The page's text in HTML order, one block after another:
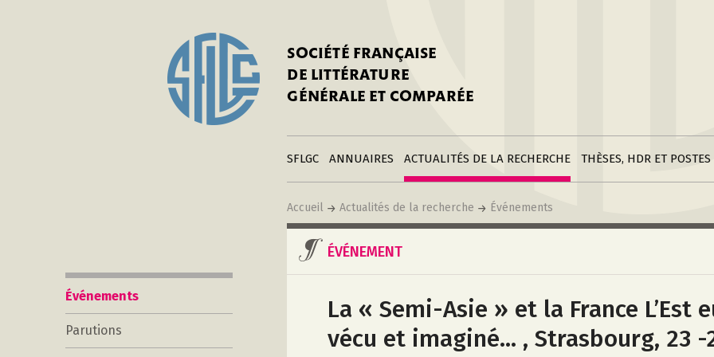
SOCIÉTÉ FRANÇAISE
DE LITTÉRATURE
GÉNÉRALE ET COMPARÉE
SFLGC
Adhérer à la SFLGC
Publier sur ce site
LiensANNUAIRES
Créer une fiche
annuaire
Modifier sa fiche
annuaire
Créer une fiche
institutionACTUALITÉS DE LA RECHERCHE
Divers
Soumettre une
annonce
THÈSES, HDR ET POSTES
Postes
Accueil Actualités de la recherche Événements
Événements
Parutions
ÉVÉNEMENT
La « Semi-Asie » et la France L’Est
vécu et imaginé… , Strasbourg, 23 -